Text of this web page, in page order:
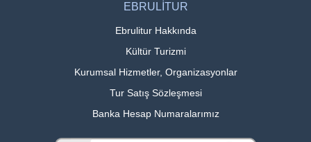
EBRULİTUR
Ebrulitur Hakkında
Kültür Turizmi
Kurumsal Hizmetler, Organizasyonlar
Tur Satış Sözleşmesi
Banka Hesap Numaralarımız